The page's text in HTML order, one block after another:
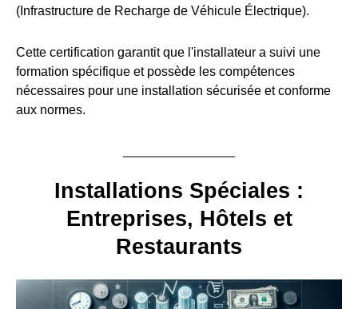
(Infrastructure de Recharge de Véhicule Électrique).
Cette certification garantit que l'installateur a suivi une
formation spécifique et possède les compétences
nécessaires pour une installation sécurisée et conforme
aux normes.
Installations Spéciales :
Entreprises, Hôtels et
Restaurants